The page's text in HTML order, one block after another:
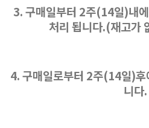
3. 구매일부터 2주(14일)내
처리 됩니다.(재고가
4. 구매일로부터 2주(14일)
니다.